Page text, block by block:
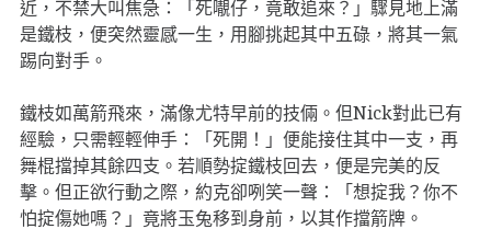
近，不禁大叫焦急：「死𡃁仔，竟敢追來？」驟見地上滿
是鐵枝，便突然靈感一生，用腳挑起其中五碌，將其一氣
踢向對手。
鐵枝如萬箭飛來，滿像尤特早前的技倆。但Nick對此已有
經驗，只需輕輕伸手：「死開！」便能接住其中一支，再
舞棍擋掉其餘四支。若順勢掟鐵枝回去，便是完美的反
擊。但正欲行動之際，約克卻咧笑一聲：「想掟我？你不
怕掟傷她嗎？」竟將玉兔移到身前，以其作擋箭牌。